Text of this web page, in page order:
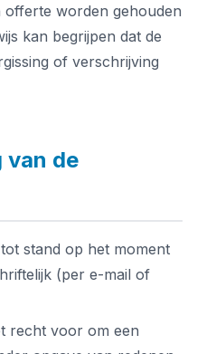
offerte worden gehouden
kan begrijpen dat de
of verschrijving
van de
stand op het moment
(per e-mail of
recht voor om een